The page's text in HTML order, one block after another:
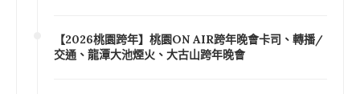
【2026桃園跨年】桃園ON AIR跨年晚會卡司、轉播/
交通、龍潭大池煙火、大古山跨年晚會